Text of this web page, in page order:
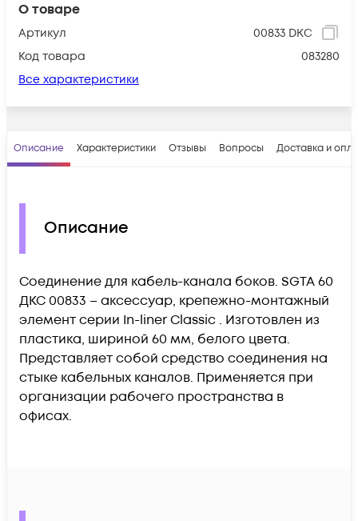
О товаре
Артикул
00833 DKC
Код товара
083280
Все характеристики
Описание Характеристики Отзывы Вопросы Доставка и
Описание
Соединение для кабель-канала боков. SGTA 60
ДКС 00833 – аксессуар, крепежно-монтажный
элемент серии In-liner Classic . Изготовлен из
пластика, шириной 60 мм, белого цвета.
Представляет собой средство соединения на
стыке кабельных каналов. Применяется при
организации рабочего пространства в
офисах.